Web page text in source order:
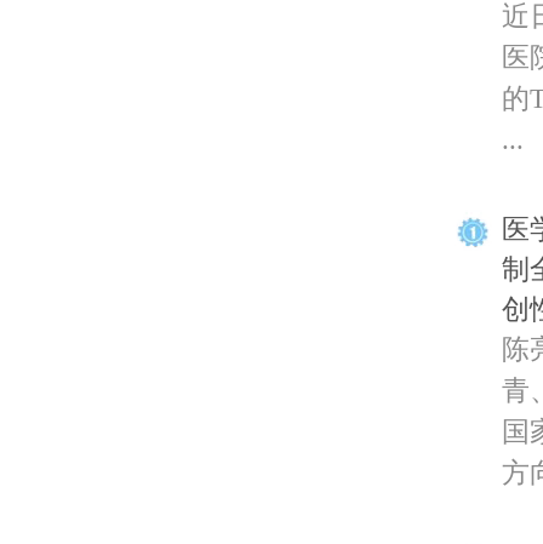
近
医
的
...
医
制
创
陈
青
国
方